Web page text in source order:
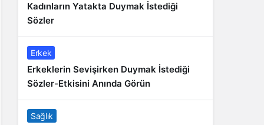
Kadınların Yatakta Duymak İstediği
Sözler
Erkek
Erkeklerin Sevişirken Duymak İstediği
Sözler-Etkisini Anında Görün
Sağlık